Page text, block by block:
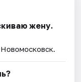
жену.